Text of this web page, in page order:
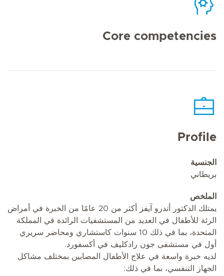
Core competencies
Profile
الجنسية
بريطاني
الملخص
يمتلك الدكتور أندرو آيفز أكثر من 20 عامًا من الخبرة في أمراض
الرئة للأطفال في العديد من المستشفيات الرائدة في المملكة
المتحدة، بما في ذلك 10 سنوات كاستشاري ومحاضر سريري
أول في مستشفى جون رادكليف في أكسفورد.
لديه خبرة واسعة في علاج الأطفال المصابين بمختلف مشاكل
الجهاز التنفسي، بما في ذلك: